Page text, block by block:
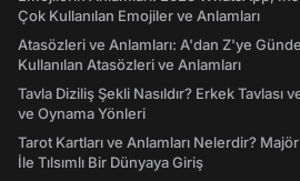
Çok Kullanılan Emojiler ve Anlamları
Atasözleri ve Anlamları: A'dan Z'ye
Kullanılan Atasözleri ve Anlamları
Tavla Diziliş Şekli Nasıldır? Erkek Tavlası
ve Oynama Yönleri
Tarot Kartları ve Anlamları Nelerdir?
İle Tılsımlı Bir Dünyaya Giriş